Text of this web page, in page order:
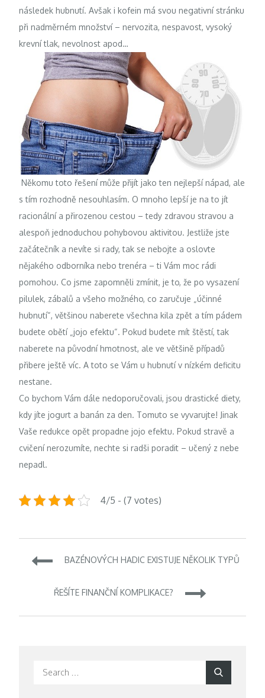
následek hubnutí. Avšak i kofein má svou negativní stránku
při nadměrném množství – nervozita, nespavost, vysoký
krevní tlak, nevolnost apod…
Někomu toto řešení může přijít jako ten nejlepší nápad, ale
s tím rozhodně nesouhlasím. O mnoho lepší je na to jít
racionální a přirozenou cestou – tedy zdravou stravou a
alespoň jednoduchou pohybovou aktivitou. Jestliže jste
začátečník a nevíte si rady, tak se nebojte a oslovte
nějakého odborníka nebo trenéra – ti Vám moc rádi
pomohou. Co jsme zapomněli zmínit, je to, že po vysazení
pilulek, zábalů a všeho možného, co zaručuje „účinné
hubnutí“, většinou naberete všechna kila zpět a tím pádem
budete obětí „jojo efektu“. Pokud budete mít štěstí, tak
naberete na původní hmotnost, ale ve většině případů
přibere ještě víc. A toto se Vám u hubnutí v nízkém deficitu
nestane.
Co bychom Vám dále nedoporučovali, jsou drastické diety,
kdy jíte jogurt a banán za den. Tomuto se vyvarujte! Jinak
Vaše redukce opět propadne jojo efektu. Pokud stravě a
cvičení nerozumíte, nechte si radši poradit – učený z nebe
nepadl.
4/5 - (7 votes)
Navigace
pro
příspěvek
BAZÉNOVÝCH HADIC EXISTUJE NĚKOLIK TYPŮ
ŘEŠÍTE FINANČNÍ KOMPLIKACE?
Search